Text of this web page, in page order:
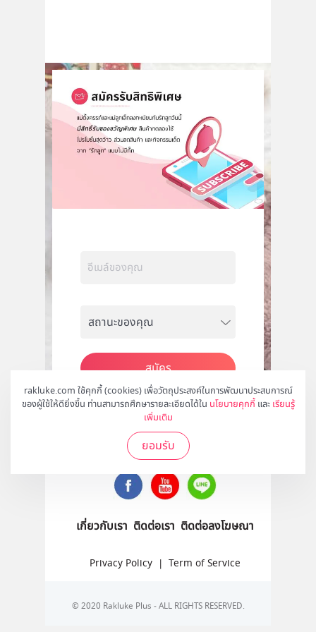
rakluke.com ใช้คุกกี้ (cookies) เพื่อวัตถุประสงค์ในการพัฒนาประสบการณ์
ของผู้ใช้ให้ดียิ่งขึ้น ท่านสามารถศึกษารายละเอียดได้ใน นโยบายคุกกี้ และ เรียนรู้
เพิ่มเติม
ยอมรับ
สมัคร
ติดตามเราได้ที่
เกี่ยวกับเรา ติดต่อเรา ติดต่อลงโฆษณา
Privacy Policy | Term of Service
© 2020 Rakluke Plus - ALL RIGHTS RESERVED.